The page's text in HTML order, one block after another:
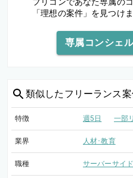
「理想の案件」を見つけ
専属コンシェ
類似した フリーランス
特徴 週5日 一部
業界 人材･教育
職種 サーバーサイ